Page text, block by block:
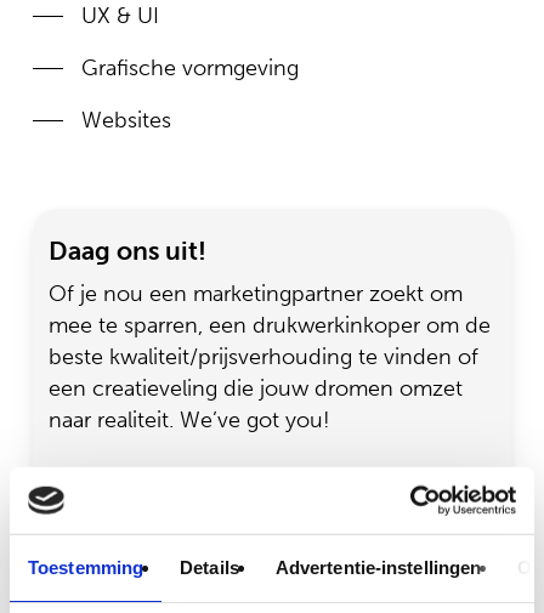
Toestemming Details Advertentie-instellingen
UX & UI
Grafische vormgeving
Websites
Daag ons uit!
Of je nou een marketingpartner zoekt om
mee te sparren, een drukwerkinkoper om de
beste kwaliteit/prijsverhouding te vinden of
een creatieveling die jouw dromen omzet
naar realiteit. We’ve got you!
Voornaam*